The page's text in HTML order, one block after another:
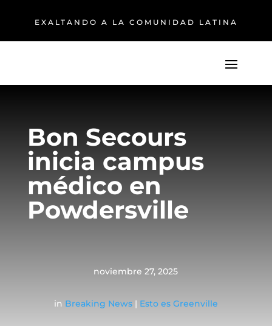
EXALTANDO A LA COMUNIDAD LATINA
Bon Secours
inicia campus
médico en
Powdersville
noviembre 27, 2025
in Breaking News| Esto es Greenville